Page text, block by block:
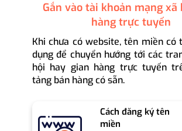
Gắn vào tài khoản mạng xã
hàng trực tuyến
Khi chưa có website, tên miền có
dụng để chuyển hướng tới các
hội hay gian hàng trực tuyến
tảng bán hàng có sẵn.
Cách đăng ký tên
miền